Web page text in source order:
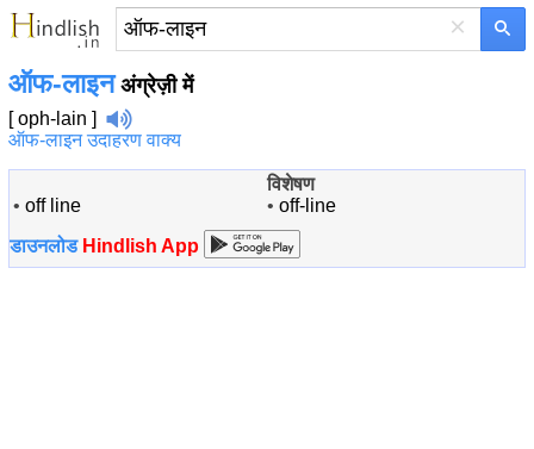
×
ऑफ-लाइनअंग्रेज़ी में
[ oph-lain ]
ऑफ-लाइन उदाहरण वाक्य
• off line
विशेषण
• off-line
डाउनलोड Hindlish App